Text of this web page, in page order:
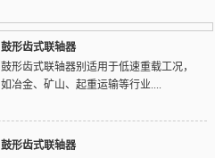
鼓形齿式联轴器
鼓形齿式联轴器别适用于低速重载工况，
如冶金、矿山、起重运输等行业....
鼓形齿式联轴器